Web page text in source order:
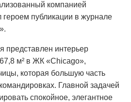
компанией
героем публикации в журнале
представлен интерьер
м² в ЖК «Chicago»,
которая большую часть
Главной задачей
спокойное, элегантное